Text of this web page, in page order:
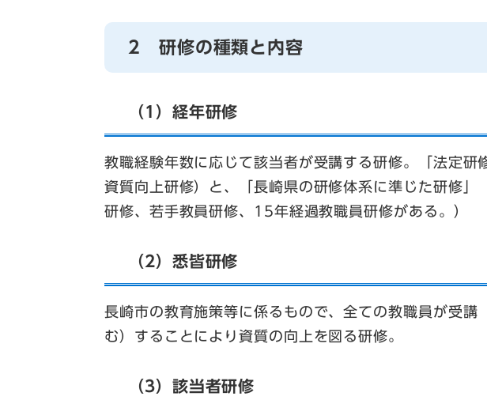
2 研修の種類と内容
（1）経年研修
教職経験年数に応じて該当者が受講する研修。「法定研
資質向上研修）と、「長崎県の研修体系に準じた研修」
研修、若手教員研修、15年経過教職員研修がある。）
（2）悉皆研修
長崎市の教育施策等に係るもので、全ての教職員が受講
む）することにより資質の向上を図る研修。
（3）該当者研修